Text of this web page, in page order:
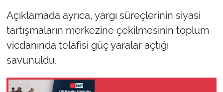
Açıklamada ayrıca, yargı süreçlerinin siyasi
tartışmaların merkezine çekilmesinin toplum
vicdanında telafisi güç yaralar açtığı
savunuldu.